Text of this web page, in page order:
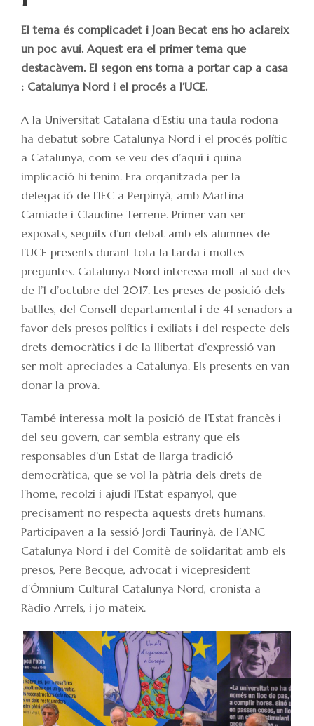
El tema és complicadet i Joan Becat ens ho aclareix
un poc avui. Aquest era el primer tema que
destacàvem. El segon ens torna a portar cap a casa
: Catalunya Nord i el procés a l’UCE.
A la Universitat Catalana d’Estiu una taula rodona
ha debatut sobre Catalunya Nord i el procés polític
a Catalunya, com se veu des d’aquí i quina
implicació hi tenim. Era organitzada per la
delegació de l’IEC a Perpinyà, amb Martina
Camiade i Claudine Terrene. Primer van ser
exposats, seguits d’un debat amb els alumnes de
l’UCE presents durant tota la tarda i moltes
preguntes. Catalunya Nord interessa molt al sud des
de l’1 d’octubre del 2017. Les preses de posició dels
batlles, del Consell departamental i de 41 senadors a
favor dels presos polítics i exiliats i del respecte dels
drets democràtics i de la llibertat d’expressió van
ser molt apreciades a Catalunya. Els presents en van
donar la prova.
També interessa molt la posició de l’Estat francès i
del seu govern, car sembla estrany que els
responsables d’un Estat de llarga tradició
democràtica, que se vol la pàtria dels drets de
l’home, recolzi i ajudi l’Estat espanyol, que
precisament no respecta aquests drets humans.
Participaven a la sessió Jordi Taurinyà, de l’ANC
Catalunya Nord i del Comitè de solidaritat amb els
presos, Pere Becque, advocat i vicepresident
d’Òmnium Cultural Catalunya Nord, cronista a
Ràdio Arrels, i jo mateix.